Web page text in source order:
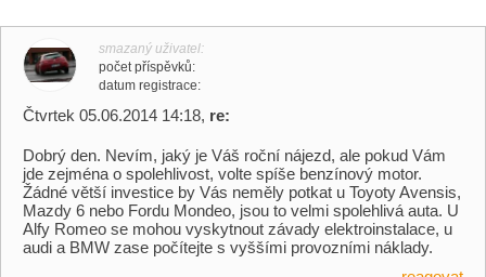
smazaný uživatel
počet příspěvků
datum registrace
Čtvrtek 05.06.2014 14:18, re:
Dobrý den. Nevím, jaký je Váš roční nájezd, ale pokud Vám
jde zejména o spolehlivost, volte spíše benzínový motor.
Žádné větší investice by Vás neměly potkat u Toyoty Avensis,
Mazdy 6 nebo Fordu Mondeo, jsou to velmi spolehlivá auta. U
Alfy Romeo se mohou vyskytnout závady elektroinstalace, u
audi a BMW zase počítejte s vyššími provozními náklady.